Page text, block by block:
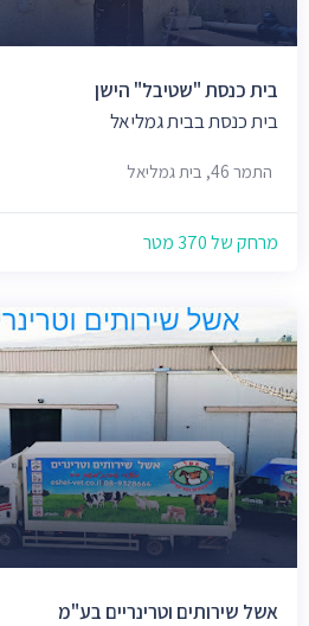
בית כנסת "שטיבל" הישן
בית כנסת בבית גמליאל
התמר 46, בית גמליאל
מרחק של 370 מטר
אשל שירותים וטרינריים בע"מ